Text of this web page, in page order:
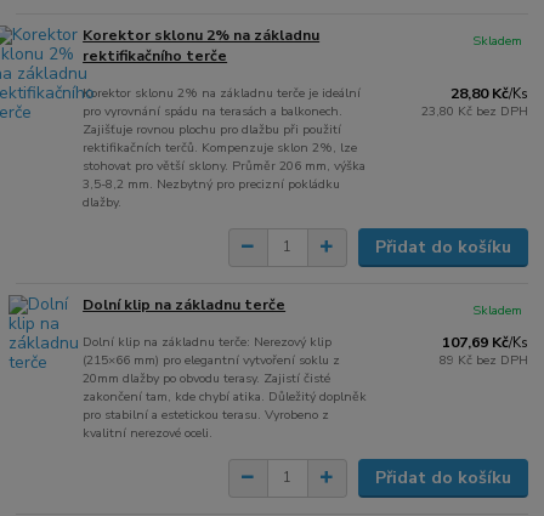
Korektor sklonu 2% na základnu
rektifikačního terče
Korektor sklonu 2% na základnu terče je ideální
pro vyrovnání spádu na terasách a balkonech.
Zajišťuje rovnou plochu pro dlažbu při použití
rektifikačních terčů. Kompenzuje sklon 2%, lze
stohovat pro větší sklony. Průměr 206 mm, výška
3,5-8,2 mm. Nezbytný pro precizní pokládku
dlažby.
28,80 Kč/Ks
23,80 Kč bez DPH
Skladem
Přidat do košíku
Dolní klip na základnu terče
Dolní klip na základnu terče: Nerezový klip
(215×66 mm) pro elegantní vytvoření soklu z
20mm dlažby po obvodu terasy. Zajistí čisté
zakončení tam, kde chybí atika. Důležitý doplněk
pro stabilní a estetickou terasu. Vyrobeno z
kvalitní nerezové oceli.
107,69 Kč/Ks
89 Kč bez DPH
Skladem
Přidat do košíku